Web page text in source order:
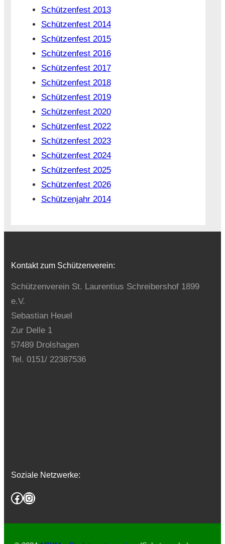
Schützenfest 2013
Schützenfest 2014
Schützenfest 2015
Schützenfest 2016
Schützenfest 2017
Schützenfest 2018
Schützenfest 2019
Schützenfest 2020
Schützenfest 2022
Schützenfest 2023
Schützenfest 2024
Schützenfest 2025
Schützenfest 2026
Schützenjahr 2014
Kontakt zum Schützenverein:
Schützenverein St. Laurentius Schreibershof 1899
e.V.
Sebastian Heuel
Zur Delle 1
57489 Drolshagen
Tel. 0151/ 22387536
Soziale Netzwerke:
Facebook Instagram